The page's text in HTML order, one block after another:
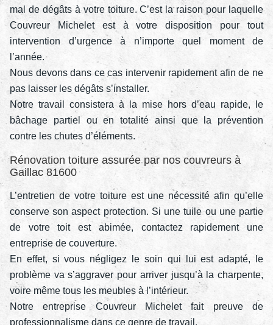
mal de dégâts à votre toiture. C’est la raison pour laquelle
Couvreur Michelet est à votre disposition pour tout
intervention d’urgence à n’importe quel moment de
l’année.
Nous devons dans ce cas intervenir rapidement afin de ne
pas laisser les dégâts s’installer.
Notre travail consistera à la mise hors d’eau rapide, le
bâchage partiel ou en totalité ainsi que la prévention
contre les chutes d’éléments.
Rénovation toiture assurée par nos couvreurs à
Gaillac 81600
L’entretien de votre toiture est une nécessité afin qu’elle
conserve son aspect protection. Si une tuile ou une partie
de votre toit est abimée, contactez rapidement une
entreprise de couverture.
En effet, si vous négligez le soin qui lui est adapté, le
problème va s’aggraver pour arriver jusqu’à la charpente,
voire même tous les meubles à l’intérieur.
Notre entreprise Couvreur Michelet fait preuve de
professionnalisme dans ce genre de travail.